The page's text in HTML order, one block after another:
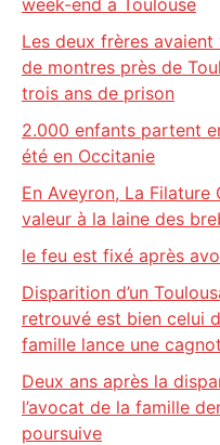
week-end à Toulouse
Les deux frères
de montres près de
trois ans de prison
2.000 enfants partent
été en Occitanie
En Aveyron, La
valeur à la laine des
le feu est fixé après
Disparition d’un
retrouvé est bien celui
famille lance une
Deux ans après la
l’avocat de la famille
poursuive